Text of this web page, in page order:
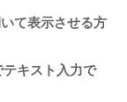
て表示させる方
テキスト入力で